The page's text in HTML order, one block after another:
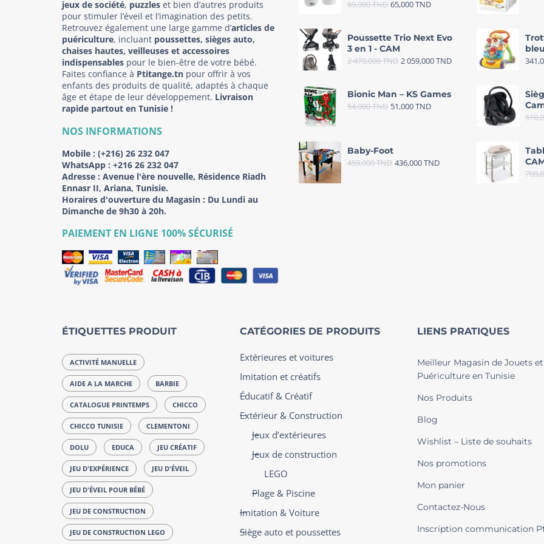
jeux de société, puzzles et bien d’autres produits
pour stimuler l’éveil et l’imagination des petits.
Retrouvez également une large gamme d’articles de
puériculture, incluant poussettes, sièges auto,
chaises hautes, veilleuses et accessoires
indispensables pour le bien-être de votre bébé.
Faites confiance à Ptitange.tn pour offrir à vos
enfants des produits de qualité, adaptés à chaque
âge et étape de leur développement. Livraison
rapide partout en Tunisie !
NOS INFORMATIONS
Mobile : (+216) 26 232 047
WhatsApp : +216 26 232 047
Adresse : Avenue l'ère nouvelle, Résidence Riadh
Ennasr II, Ariana, Tunisie.
Horaires d'ouverture du Magasin : Du Lundi au
Dimanche de 9h30 à 20h.
PAIEMENT EN LIGNE 100% SÉCURISÉ
69,000TND 65,000TND
Poussette Trio Next Evo
3 en 1 - CAM
2 470,000TND 2 059,000TND
Bionic Man – KS Games
54,000TND 51,000TND
Baby-Foot
459,000TND 436,000TND
ÉTIQUETTES PRODUIT
ACTIVITÉ MANUELLE
AIDE A LA MARCHE BARBIE
CATALOGUE PRINTEMPS CHICCO
CHICCO TUNISIE CLEMENTONI
DOLU EDUCA JEU CRÉATIF
JEU D'EXPÉRIENCE JEU D'ÉVEIL
JEU D'ÉVEIL POUR BÉBÉ
JEU DE CONSTRUCTION
JEU DE CONSTRUCTION LEGO
CATÉGORIES DE PRODUITS
Extérieures et voitures
Imitation et créatifs
Éducatif & Créatif
Extérieur & Construction
Jeux d’extérieures
Jeux de construction
LEGO
Plage & Piscine
Imitation & Voiture
Siège auto et poussettes
LIENS PRATIQUES
Meilleur Magasin de Jouets et
Puériculture en Tunisie
Nos Produits
Blog
Wishlist – Liste de souhaits
Nos promotions
Mon panier
Contactez-Nous
Inscription communication